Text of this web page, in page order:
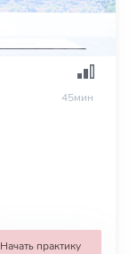
45мин
Начать практику